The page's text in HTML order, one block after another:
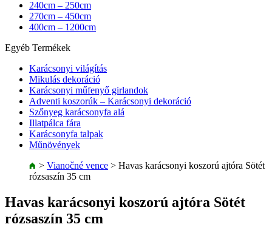
240cm – 250cm
270cm – 450cm
400cm – 1200cm
Egyéb Termékek
Karácsonyi világítás
Mikulás dekoráció
Karácsonyi műfenyő girlandok
Adventi koszorúk – Karácsonyi dekoráció
Szőnyeg karácsonyfa alá
Illatpálca fára
Karácsonyfa talpak
Műnövények
> Vianočné vence > Havas karácsonyi koszorú ajtóra Sötét
rózsaszín 35 cm
Havas karácsonyi koszorú ajtóra Sötét
rózsaszín 35 cm